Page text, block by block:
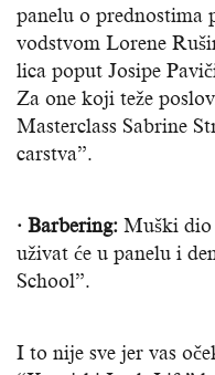
panelu o prednostima
vodstvom Lorene
lica poput Josipe
Za one koji teže
Masterclass Sabrine
carstva”.
· Barbering: Muški
uživat će u panelu i
School”.
I to nije sve jer vas